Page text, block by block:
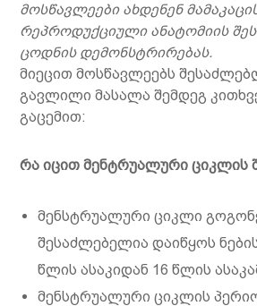
მოსწავლეები ახდენენ
რეპროდუქციული ანატომიის
ცოდნის დემონსტრირებას.
მიეცით მოსწავლეებს
გავლილი მასალა შემდეგ
გაცემით:
რა იცით მენტრუალური ციკლის
მენსტრუალური ციკლი
შესაძლებელია დაიწყოს
წლის ასაკიდან 16 წლის
მენსტრუალური ციკლის